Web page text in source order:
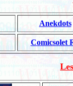
Anekdots
Comicsolet